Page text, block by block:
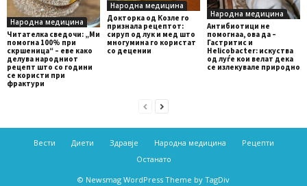
Народна медицина
Читателка сведочи: „Ми
помогна 100% при
скршеница“ – еве како
делува народниот
рецепт што со години
се користи при
фрактури
Народна медицина
Докторка од Козле го
признала рецептот:
сируп од лук и мед што
многумина го користат
со децении
Народна медицина
Антибиотици не
помогнаа, ова да –
Гастритис и
Helicobacter: искуства
од луѓе кои велат дека
се излекувале природно
Вести Диети Здравје Народна медицина
Рецепти
Останато
© Newsmag WordPress Theme by TagDiv